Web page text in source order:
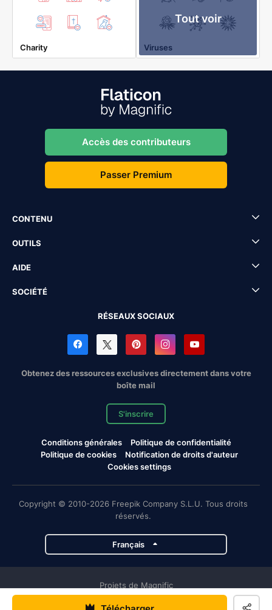
Charity
Tout voir
Viruses
Accès des contributeurs
Passer Premium
CONTENU
OUTILS
AIDE
SOCIÉTÉ
RÉSEAUX SOCIAUX
Obtenez des ressources exclusives directement dans votre
boîte mail
S'inscrire
Conditions générales
Politique de confidentialité
Politique de cookies
Notification de droits d'auteur
Cookies settings
Copyright © 2010-2026 Freepik Company S.L.U. Tous droits
réservés.
Français
Projets de Magnific